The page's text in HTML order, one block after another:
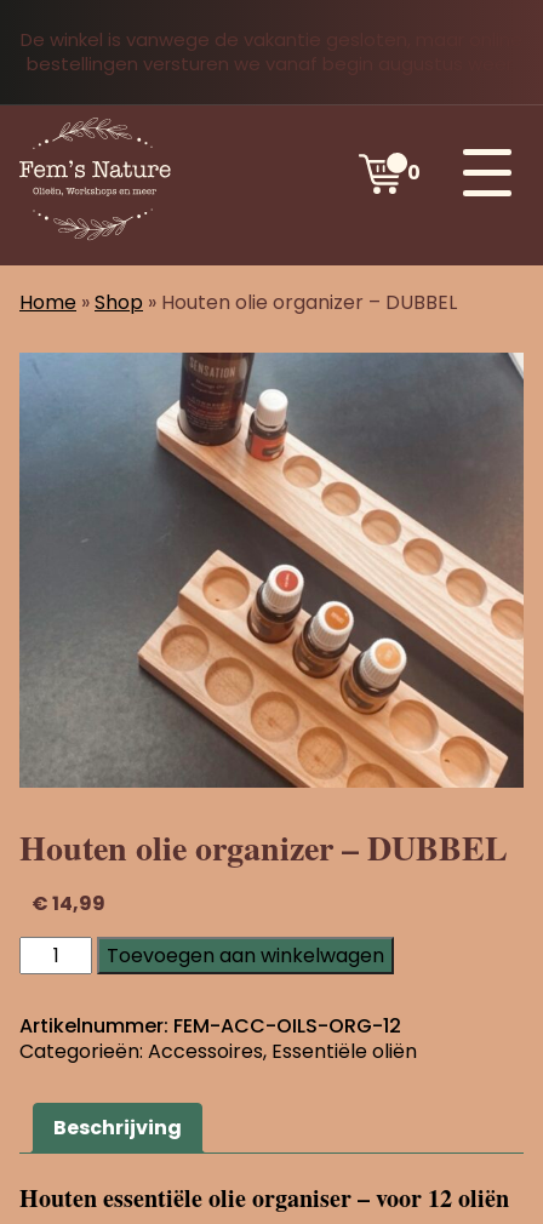
De winkel is vanwege de vakantie gesloten, maar online
bestellingen versturen we vanaf begin augustus weer.
0
Home »Shop » Houten olie organizer – DUBBEL
Houten olie organizer – DUBBEL
€14,99
Houten
olie
-
DUBBEL
Toevoegen aan winkelwagen
Artikelnummer: FEM-ACC-OILS-ORG-12
Categorieën: Accessoires, Essentiële oliën
Beschrijving
Houten essentiële olie organiser – voor 12 oliën